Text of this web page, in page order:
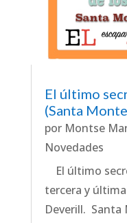
El último
(Santa
por Montse
Novedades
El último
tercera y última
Deverill. 